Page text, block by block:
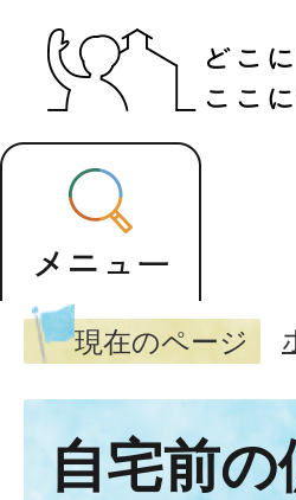
現在のページ
自宅前